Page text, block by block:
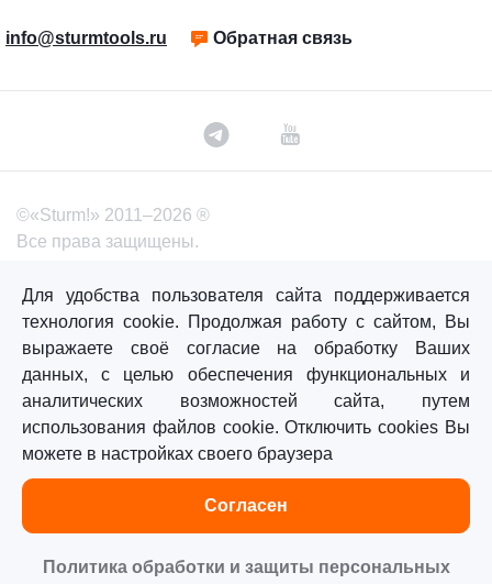
info@sturmtools.ru Обратная связь
©«Sturm!» 2011–2026 ®
Все права защищены.
Согласие на обработку персональных данных
Главная Каталог Сравнение Избранное
Для удобства пользователя сайта поддерживается
технология cookie. Продолжая работу с сайтом, Вы
выражаете своё согласие на обработку Ваших
данных, с целью обеспечения функциональных и
аналитических возможностей сайта, путем
использования файлов cookie. Отключить cookies Вы
можете в настройках своего браузера
Согласен
Политика обработки и защиты персональных